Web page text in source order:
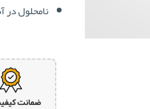
نامحلول در